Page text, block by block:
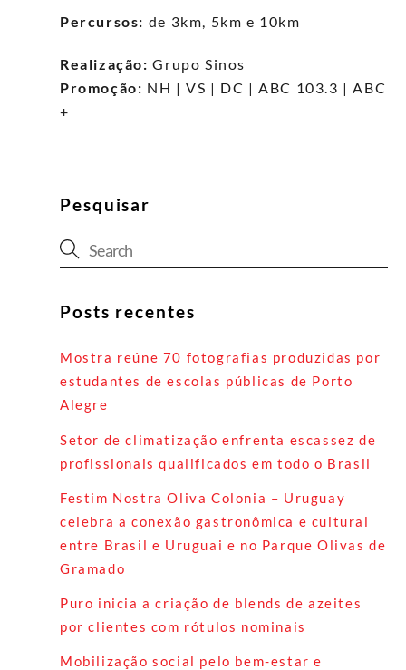
Percursos: de 3km, 5km e 10km
Realização: Grupo Sinos
Promoção: NH | VS | DC | ABC 103.3 | ABC
+
Pesquisar
Posts recentes
Mostra reúne 70 fotografias produzidas por
estudantes de escolas públicas de Porto
Alegre
Setor de climatização enfrenta escassez de
profissionais qualificados em todo o Brasil
Festim Nostra Oliva Colonia – Uruguay
celebra a conexão gastronômica e cultural
entre Brasil e Uruguai e no Parque Olivas de
Gramado
Puro inicia a criação de blends de azeites
por clientes com rótulos nominais
Mobilização social pelo bem-estar e